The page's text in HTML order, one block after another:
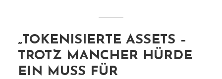
„TOKENISIERTE ASSETS –
TROTZ MANCHER HÜRDE
EIN MUSS FÜR